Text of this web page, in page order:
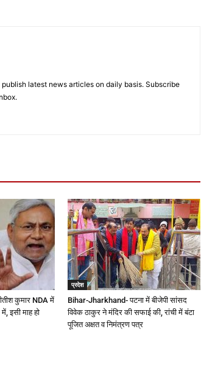
latest news articles on daily basis. Subscribe
कुमार NDA में
इसी माह हो
प्रदेश
Bihar-Jharkhand- पटना में बीजेपी सांसद
विवेक ठाकुर ने मंदिर की सफाई की, रांची में बंटा
पूजित अक्षत व निमंत्रण पत्र